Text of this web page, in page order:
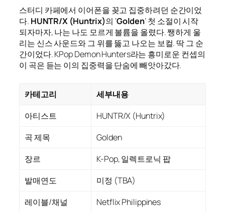
스터디 카페에서 이어폰을 꽂고 집중하려던 순간이었
다. HUNTR/X (Huntrix)의 ‘Golden’ 첫 소절이 시작
되자마자, 나는 나도 모르게 볼륨을 올렸다. 쨍하게 울
리는 신스 사운드와 그 위를 뚫고 나오는 보컬. 딱 그 순
간이었다. KPop Demon Hunters라는 흥미로운 컨셉의
이 곡은 듣는 이의 집중력을 단숨에 빼앗아갔다.
카테고리
세부내용
아티스트
HUNTR/X (Huntrix)
곡 제목
Golden
장르
K-Pop, 일렉트로닉 팝
발매연도
미정 (TBA)
레이블/채널
Netflix Philippines